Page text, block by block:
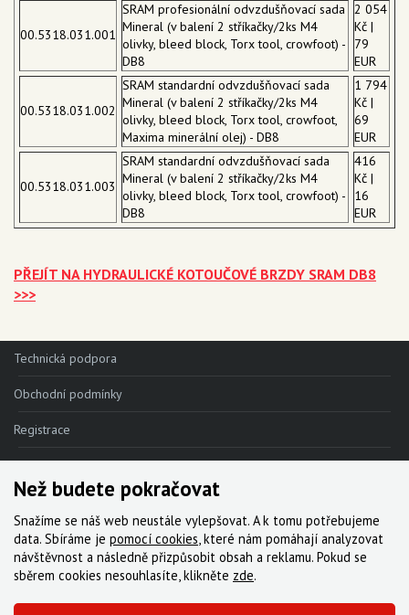
00.5318.031.001
SRAM profesionální odvzdušňovací sada
Mineral (v balení 2 stříkačky/2ks M4
olivky, bleed block, Torx tool, crowfoot) -
DB8
2 054
Kč |
79
EUR
00.5318.031.002
SRAM standardní odvzdušňovací sada
Mineral (v balení 2 stříkačky/2ks M4
olivky, bleed block, Torx tool, crowfoot,
Maxima minerální olej) - DB8
1 794
Kč |
69
EUR
00.5318.031.003
SRAM standardní odvzdušňovací sada
Mineral (v balení 2 stříkačky/2ks M4
olivky, bleed block, Torx tool, crowfoot) -
DB8
416
Kč |
16
EUR
PŘEJÍT NA HYDRAULICKÉ KOTOUČOVÉ BRZDY SRAM DB8
>>>
Technická podpora
Obchodní podmínky
Registrace
Reklamace
Kde nakoupit
Kontakt
Servis
Ke stažení
Než budete pokračovat
Snažíme se náš web neustále vylepšovat. A k tomu potřebujeme
data. Sbíráme je pomocí cookies, které nám pomáhají analyzovat
návštěvnost a následně přizpůsobit obsah a reklamu. Pokud se
sběrem cookies nesouhlasíte, klikněte zde.